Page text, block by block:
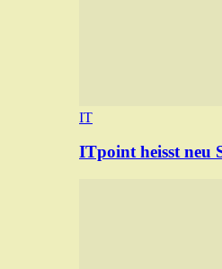
IT
ITpoint heisst neu